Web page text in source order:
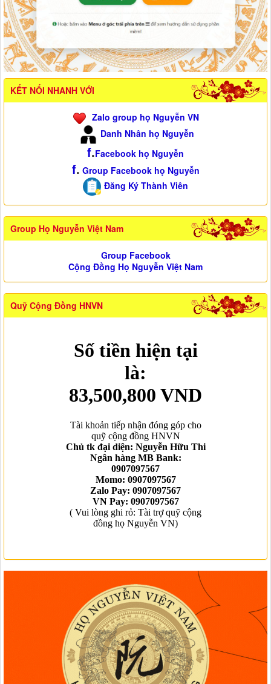
KẾT NỐI NHANH VỚI
Zalo group họ Nguyễn VN
Danh Nhân họ Nguyễn
f.Facebook họ Nguyễn
f. Group Facebook họ Nguyễn
Đăng Ký Thành Viên
Group Họ Nguyễn Việt Nam
Group Facebook
Cộng Đồng Họ Nguyễn Việt Nam
Quỹ Cộng Đồng HNVN